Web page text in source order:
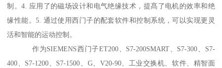
制。4. 应用了的磁场设计和电气绝缘技术，提髙了电机的效率和绝
缘性能。5. 通过使用西门子的配套软件和控制系统，可以实现更灵
活和智能的运动控制。
作为SIEMENS西门子ET200、S7-200SMART、S7-300、S7-
400、S7-1200、S7-1500、G、V20-90、工业交换机、软件、精智面